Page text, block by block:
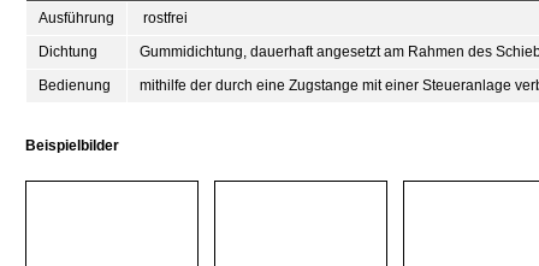
Ausführung
rostfrei
Dichtung
Gummidichtung, dauerhaft angesetzt am Rahmen des
Bedienung
mithilfe der durch eine Zugstange mit einer Steueranlage
Beispielbilder